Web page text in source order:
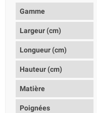
Gamme
Largeur (cm)
Longueur (cm)
Hauteur (cm)
Matière
Poignées